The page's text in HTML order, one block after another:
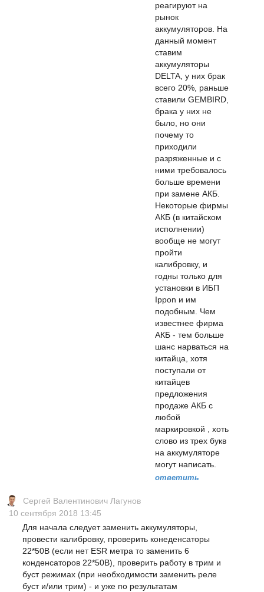
реагируют на
рынок
аккумуляторов. На
данный момент
ставим
аккумуляторы
DELTA, у них брак
всего 20%, раньше
ставили GEMBIRD,
брака у них не
было, но они
почему то
приходили
разряженные и с
ними требовалось
больше времени
при замене АКБ.
Некоторые фирмы
АКБ (в китайском
исполнении)
вообще не могут
пройти
калибровку, и
годны только для
установки в ИБП
Ippon и им
подобным. Чем
известнее фирма
АКБ - тем больше
шанс нарваться на
китайца, хотя
поступали от
китайцев
предложения
продаже АКБ с
любой
маркировкой , хоть
слово из трех букв
на аккумуляторе
могут написать.
ответить
Сергей Валентинович Лагунов
10 сентября 2018 13:45
Для начала следует заменить аккумуляторы,
провести калибровку, проверить конеденсаторы
22*50В (если нет ESR метра то заменить 6
конденсаторов 22*50В), проверить работу в трим и
буст режимах (при необходимости заменить реле
буст и/или трим) - и уже по результатам